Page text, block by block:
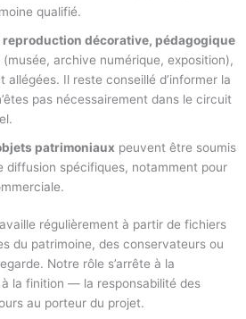
qualifié.
reproduction décorative, pédagogique
(musée, archive numérique, exposition),
allégées. Il reste conseillé d’informer la
pas nécessairement dans le circuit
patrimoniaux peuvent être soumis
diffusion spécifiques, notamment pour
régulièrement à partir de fichiers
du patrimoine, des conservateurs ou
Notre rôle s’arrête à la
la finition — la responsabilité des
au porteur du projet.